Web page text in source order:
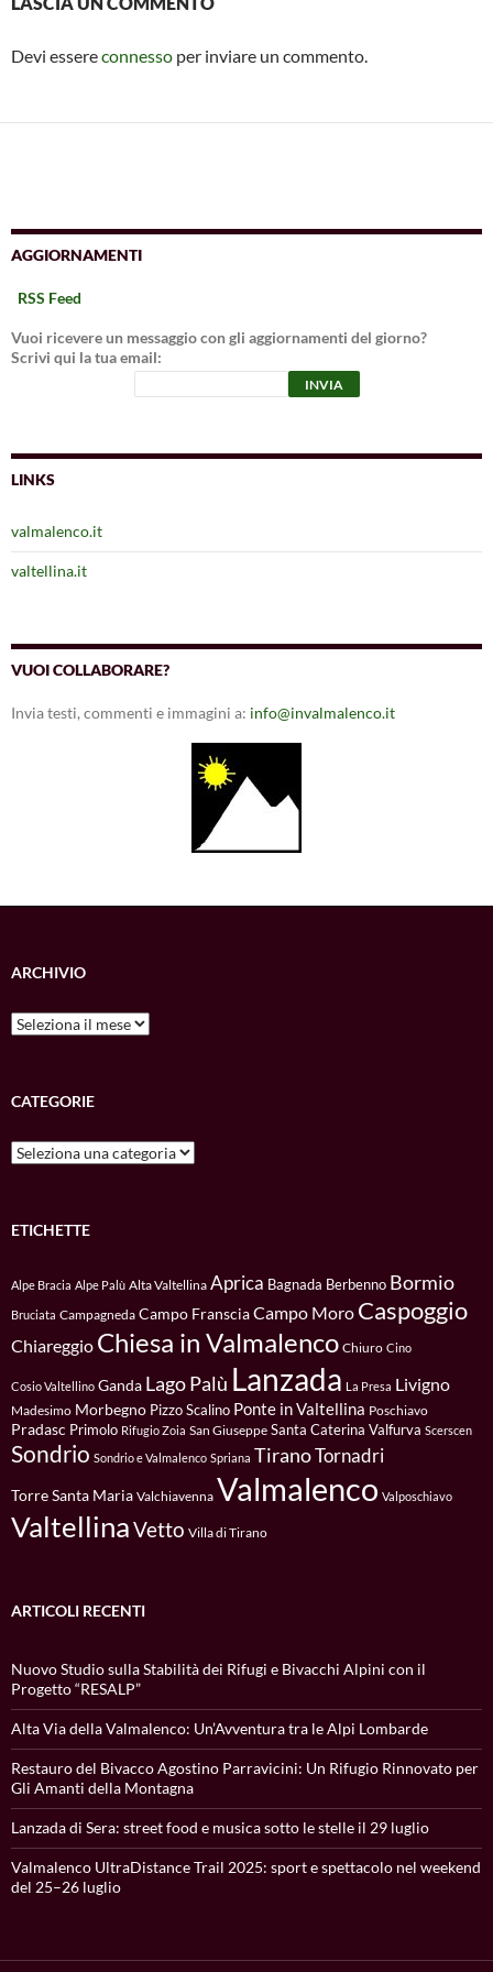
Devi essereconnesso per inviare un commento.
AGGIORNAMENTI
RSS Feed
Vuoi ricevere un messaggio con gli aggiornamenti del giorno?
Scrivi qui la tua email:
LINKS
valmalenco.it
valtellina.it
VUOI COLLABORARE?
Invia testi, commenti e immagini a: info@invalmalenco.it
ARCHIVIO
Archivio
CATEGORIE
Categorie
ETICHETTE
Alpe Bracia Alpe Palù Alta Valtellina Aprica Bagnada Berbenno Bormio
Bruciata Campagneda Campo FransciaCampo Moro Caspoggio
Chiareggio Chiesa in Valmalenco Chiuro Cino
Cosio Valtellino Ganda Lago Palù Lanzada La Presa Livigno
Madesimo Morbegno Pizzo Scalino Ponte in Valtellina Poschiavo
Pradasc Primolo Rifugio Zoia San Giuseppe Santa Caterina Valfurva Scerscen
Sondrio Sondrio e Valmalenco Spriana TiranoTornadri
Torre Santa Maria Valchiavenna Valmalenco Valposchiavo
ValtellinaVetto Villa di Tirano
ARTICOLI RECENTI
Nuovo Studio sulla Stabilità dei Rifugi e Bivacchi Alpini con il
Progetto “RESALP”
Alta Via della Valmalenco: Un’Avventura tra le Alpi Lombarde
Restauro del Bivacco Agostino Parravicini: Un Rifugio Rinnovato per
Gli Amanti della Montagna
Lanzada di Sera: street food e musica sotto le stelle il 29 luglio
Valmalenco UltraDistance Trail 2025: sport e spettacolo nel weekend
del 25–26 luglio